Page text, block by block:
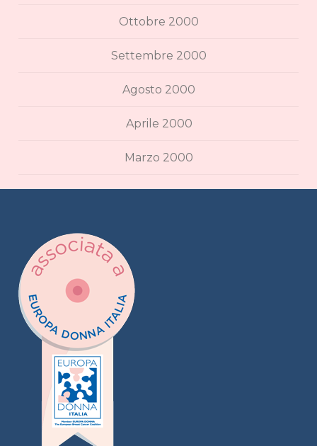
Ottobre 2000
Settembre 2000
Agosto 2000
Aprile 2000
Marzo 2000